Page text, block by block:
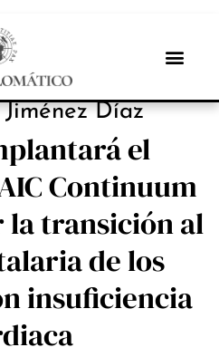
Díaz
el
Continuum
transición al
de los
insuficiencia